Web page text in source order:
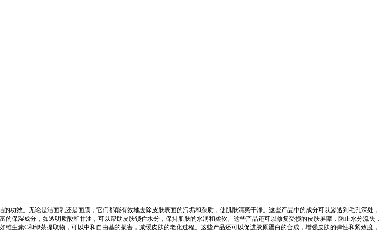
的功效。无论是洁面乳还是面膜，它们都能有效地去除皮肤表面的污垢和杂质，使肌肤清爽干净。这些产品中的成分可以渗透到毛孔深处，
保湿成分，如透明质酸和甘油，可以帮助皮肤锁住水分，保持肌肤的水润和柔软。这些产品还可以修复受损的皮肤屏障，防止水分流失，
生素C和绿茶提取物，可以中和自由基的损害，减缓皮肤的老化过程。这些产品还可以促进胶原蛋白的合成，增强皮肤的弹性和紧致度，